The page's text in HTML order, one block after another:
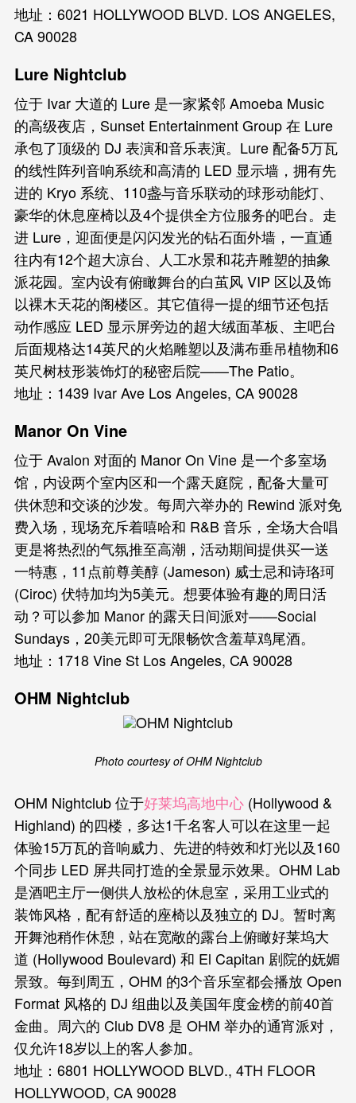
地址：6021 HOLLYWOOD BLVD. LOS ANGELES,
CA 90028
Lure Nightclub
位于 Ivar 大道的 Lure 是一家紧邻 Amoeba Music
的高级夜店，Sunset Entertainment Group 在 Lure
承包了顶级的 DJ 表演和音乐表演。Lure 配备5万瓦
的线性阵列音响系统和高清的 LED 显示墙，拥有先
进的 Kryo 系统、110盏与音乐联动的球形动能灯、
豪华的休息座椅以及4个提供全方位服务的吧台。走
进 Lure，迎面便是闪闪发光的钻石面外墙，一直通
往内有12个超大凉台、人工水景和花卉雕塑的抽象
派花园。室内设有俯瞰舞台的白茧风 VIP 区以及饰
以裸木天花的阁楼区。其它值得一提的细节还包括
动作感应 LED 显示屏旁边的超大绒面革板、主吧台
后面规格达14英尺的火焰雕塑以及满布垂吊植物和6
英尺树枝形装饰灯的秘密后院——The Patio。
地址：1439 Ivar Ave Los Angeles, CA 90028
Manor On Vine
位于 Avalon 对面的 Manor On Vine 是一个多室场
馆，内设两个室内区和一个露天庭院，配备大量可
供休憩和交谈的沙发。每周六举办的 Rewind 派对免
费入场，现场充斥着嘻哈和 R&B 音乐，全场大合唱
更是将热烈的气氛推至高潮，活动期间提供买一送
一特惠，11点前尊美醇 (Jameson) 威士忌和诗珞珂
(Ciroc) 伏特加均为5美元。想要体验有趣的周日活
动？可以参加 Manor 的露天日间派对——Social
Sundays，20美元即可无限畅饮含羞草鸡尾酒。
地址：1718 Vine St Los Angeles, CA 90028
OHM Nightclub
Photo courtesy of OHM Nightclub
OHM Nightclub 位于好莱坞高地中心(Hollywood &
Highland) 的四楼，多达1千名客人可以在这里一起
体验15万瓦的音响威力、先进的特效和灯光以及160
个同步 LED 屏共同打造的全景显示效果。OHM Lab
是酒吧主厅一侧供人放松的休息室，采用工业式的
装饰风格，配有舒适的座椅以及独立的 DJ。暂时离
开舞池稍作休憩，站在宽敞的露台上俯瞰好莱坞大
道 (Hollywood Boulevard) 和 El Capitan 剧院的妩媚
景致。每到周五，OHM 的3个音乐室都会播放 Open
Format 风格的 DJ 组曲以及美国年度金榜的前40首
金曲。周六的 Club DV8 是 OHM 举办的通宵派对，
仅允许18岁以上的客人参加。
地址：6801 HOLLYWOOD BLVD., 4TH FLOOR
HOLLYWOOD, CA 90028